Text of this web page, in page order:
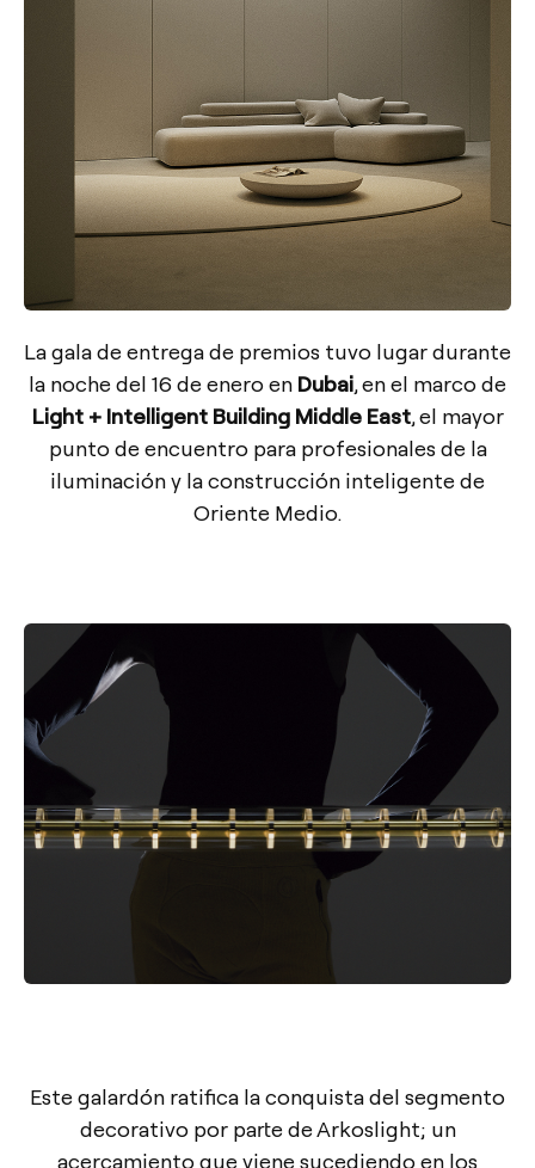
La gala de entrega de premios tuvo lugar durante
la noche del 16 de enero en Dubai, en el marco de
Light + Intelligent Building Middle East, el mayor
punto de encuentro para profesionales de la
iluminación y la construcción inteligente de
Oriente Medio.
Este galardón ratifica la conquista del segmento
decorativo por parte de Arkoslight; un
acercamiento que viene sucediendo en los